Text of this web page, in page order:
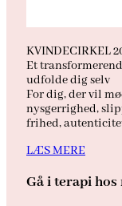
KVINDECIRKEL
Et
udfolde dig selv
For dig, der vil
nysgerrighed,
frihed,
LÆS MERE
Gå i terapi hos